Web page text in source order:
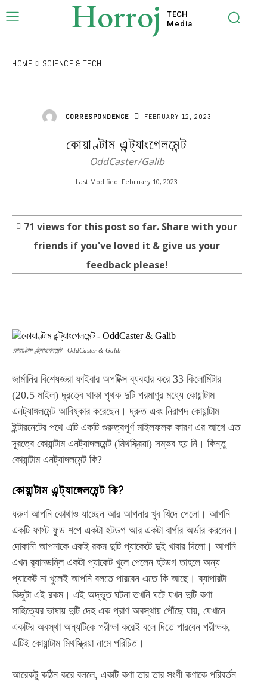
Horroj
TECH
Media
HOME SCIENCE & TECH
CORRESPONDENCE FEBRUARY 12, 2023
কোয়াণ্টাম এন্ট্যাংগেলমেন্ট
OddCaster/Galib
Last Modified: February 10, 2023
71 views for this post so far. Share with your
friends if you've loved it & give us your
feedback please!
কোয়াণ্টাম এন্ট্যাংগেলমেন্ট - OddCaster & Galib
জার্মানির বিশেষজ্ঞরা ফাইবার অপটিক্স ব্যবহার করে 33 কিলোমিটার
(20.5 মাইল) দূরত্বে থাকা পৃথক দুটি পরমাণুর মধ্যে কোয়ান্টাম
এনট্যাঙ্গলমেন্ট আবিষ্কার করেছেন। দ্রুত এবং নিরাপদ কোয়ান্টাম
ইন্টারনেটের পথে এটি একটি গুরুত্বপূর্ণ মাইলফলক কারণ এর আগে এত
দূরত্বে কোয়ান্টাম এনট্যাঙ্গলমেন্ট (মিথস্ক্রিয়া) সম্ভব হয় নি। কিন্তু
কোয়ান্টাম এনট্যাঙ্গলমেন্ট কি?
কোয়ান্টাম এন্ট্যাঙ্গেলমেন্ট কি?
ধরুণ আপনি কোথাও যাচ্ছেন আর আপনার খুব খিদে পেলো। আপনি
একটি ফাস্ট ফুড শপে একটা হটডগ আর একটা বার্গার অর্ডার করলেন।
দোকানী আপনাকে একই রকম দুটি প্যাকেটে দুই খাবার দিলো। আপনি
এখন র‍্যানডম্লি একটা প্যাকেট খুলে পেলেন হটডগ তাহলে অন্য
প্যাকেট না খুলেই আপনি বলতে পারবেন এতে কি আছে। ব্যাপারটা
কিছুটা এই রকম। এই অদ্ভুত ঘটনা তখনি ঘটে যখন দুটি কণা
সাহিত্যের ভাষায় দুটি দেহ এক প্রাণ অবস্থায় পৌঁছে যায়, যেখানে
একটির অবস্থা অন্যটিকে পরীক্ষা করেই বলে দিতে পারবেন পরীক্ষক,
এটিই কোয়ান্টাম মিথস্ক্রিয়া নামে পরিচিত।
আরেকটু কঠিন করে বললে, একটি কণা তার তার সংগী কণাকে পরিবর্তন